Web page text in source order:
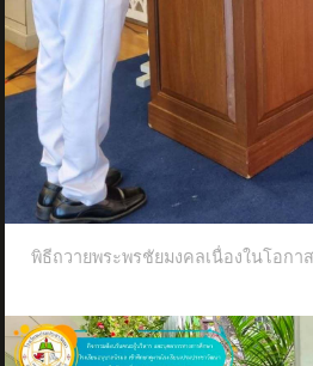
พิธีถวายพระพรชัยมงคลเนื่องในโอก